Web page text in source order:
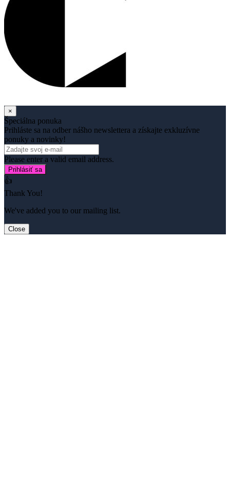
×
Špeciálna ponuka
Prihláste sa na odber nášho newslettera a získajte exkluzívne
ponuky a novinky!
Please enter a valid email address.
Prihlásiť sa
👍
Thank You!
We've added you to our mailing list.
Close